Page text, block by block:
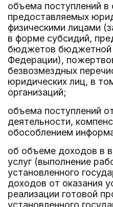
объема поступлений в
предоставляемых
физическими лицами
в форме субсидий,
бюджетов бюджетной
Федерации),
безвозмездных
юридических лиц, в
организаций;
объема поступлений
деятельности,
обособлением
об объеме доходов в
услуг (выполнение
установленного
доходов от оказания
реализации готовой
установленного